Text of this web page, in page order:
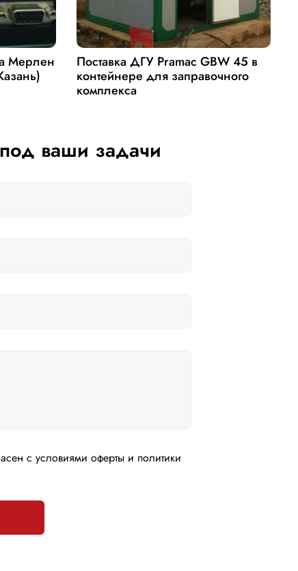
Мерлен
Поставка ДГУ Pramac GBW 45 в
контейнере для заправочного
комплекса
ваши задачи
с условиями оферты и политики